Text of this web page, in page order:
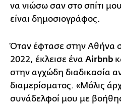
να νιώσω σαν στο σπίτι
είναι δημοσιογράφος.
Όταν έφτασε στην Αθήνα
2022, έκλεισε ένα Airbnb
στην αγχώδη διαδικασία
διαμερίσματος. «Μόλις
συνάδελφοί μου με